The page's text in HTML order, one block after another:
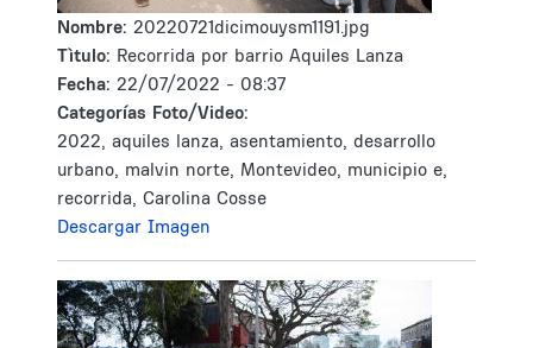
Nombre: 20220721dicimouysm1191.jpg
Tìtulo: Recorrida por barrio Aquiles Lanza
Fecha: 22/07/2022 - 08:37
Categorías Foto/Video:
2022, aquiles lanza, asentamiento, desarrollo
urbano, malvin norte, Montevideo, municipio e,
recorrida, Carolina Cosse
Descargar Imagen